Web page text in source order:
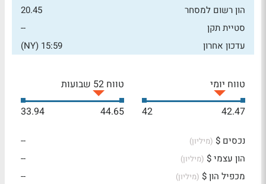
הון רשום למסחר
20.45
סטיית תקן
--
עדכון אחרון
15:59 (NY)
טווח יומי
42.47
42
טווח 52 שבועות
44.65
33.94
נכסים $ (מיליון)
--
הון עצמי $ (מיליון)
--
מכפיל הון $ (מיליון)
--